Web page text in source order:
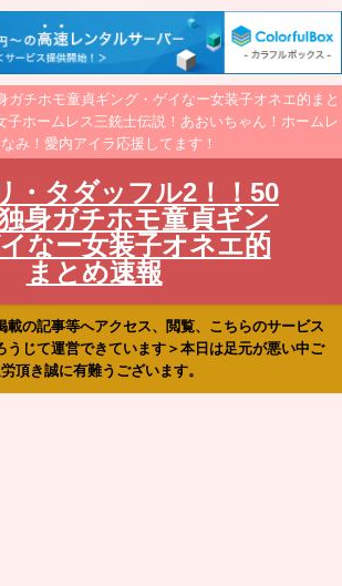
ガチホモ童貞ギング・ゲイなー女装子オネエ的まと
子ホームレス三銃士伝説！あおいちゃん！ホームレ
み！愛内アイラ応援してます！
・タダッフル2！！50
身ガチホモ童貞ギン
なー女装子オネエ的
まとめ速報
載の記事等へアクセス、閲覧、こちらのサービス
うじて運営できています＞本日は足元が悪い中ご
労頂き誠に有難うございます。